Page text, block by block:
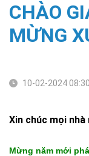
CHÀO
MỪNG
10-02-2024
Xin chúc mọi
Mừng năm mới